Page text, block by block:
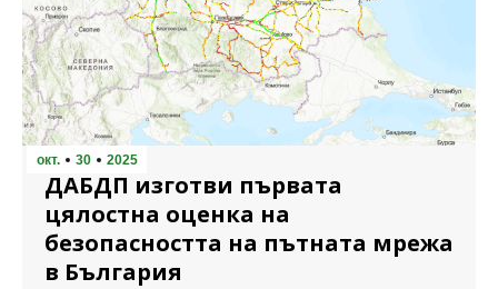
окт. 30 2025
ДАБДП изготви първата
цялостна оценка на
безопасността на пътната мрежа
в България